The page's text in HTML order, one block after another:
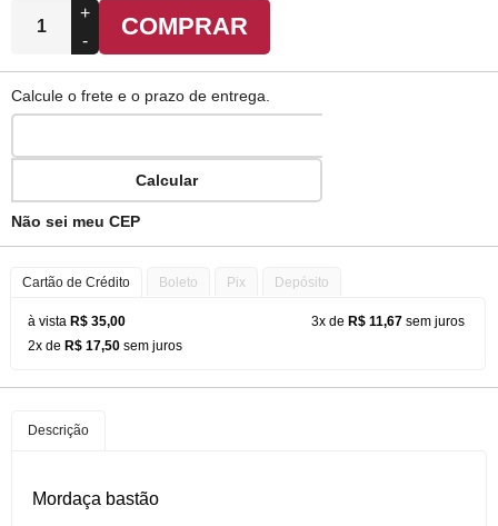
+
-
COMPRAR
Calcule o frete e o prazo de entrega.
Calcular
Não sei meu CEP
Cartão de Crédito Boleto Pix Depósito
à vista R$ 35,00
2x de R$ 17,50 sem juros
3x de R$ 11,67 sem juros
Descrição
Mordaça bastão